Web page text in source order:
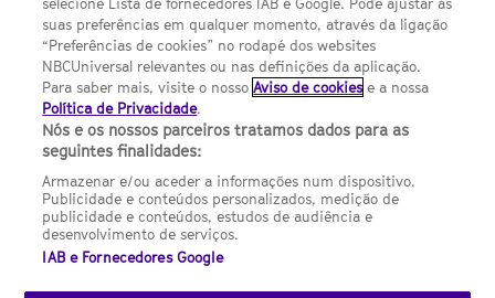
UMA DIVISÃO DA NBCUNIVERSAL
Contact us by email: contact.SYFYPortugal@ncbuni.com
NBC Universal Global Networks España S.L.U. is wholly owned
by Universal Studios International BV
NBC Universal Global Networks, S.L.U. Paseo de la Castellana,
95. Planta 10 Edificio Torre Europa 28046 Madrid B-82227893
SYFY Portugal is subject to Spanish jurisdiction and regulated
suas preferências em qualquer momento, através da ligação
“Preferências de cookies” no rodapé dos websites
NBCUniversal relevantes ou nas definições da aplicação.
Para saber mais, visite o nossoAviso de cookies e a nossa
Política de Privacidade.
Nós e os nossos parceiros tratamos dados para as
seguintes finalidades:
Armazenar e/ou aceder a informações num dispositivo.
Publicidade e conteúdos personalizados, medição de
publicidade e conteúdos, estudos de audiência e
desenvolvimento de serviços.
IAB e Fornecedores Google